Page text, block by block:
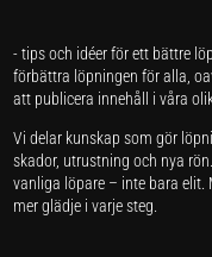
- tips och idéer för ett bättre
förbättra löpningen för alla,
att publicera innehåll i våra
Vi delar kunskap som gör
skador, utrustning och nya
vanliga löpare – inte bara elit.
mer glädje i varje steg.